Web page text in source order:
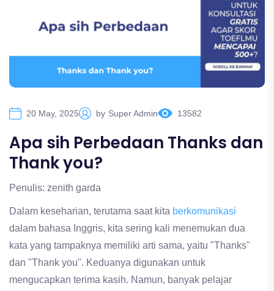
20 May, 2025 by Super Admin 13582
Apa sih Perbedaan Thanks dan
Thank you?
Penulis: zenith garda
Dalam keseharian, terutama saat kita berkomunikasi
dalam bahasa Inggris, kita sering kali menemukan dua
kata yang tampaknya memiliki arti sama, yaitu "Thanks"
dan "Thank you". Keduanya digunakan untuk
mengucapkan terima kasih. Namun, banyak pelajar